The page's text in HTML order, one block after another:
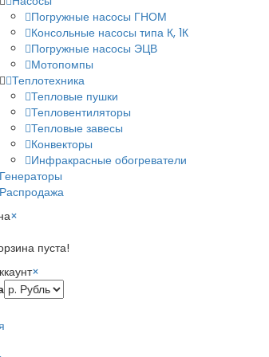
Погружные насосы ГНОМ
Консольные насосы типа К, 1К
Погружные насосы ЭЦВ
Мотопомпы
Теплотехника
Тепловые пушки
Тепловентиляторы
Тепловые завесы
Конвекторы
Инфракрасные обогреватели
Генераторы
Распродажа
×
пуста!
×